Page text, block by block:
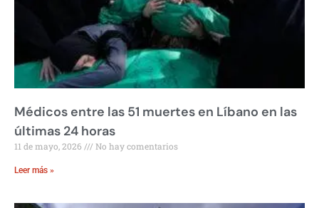
Médicos entre las 51 muertes en Líbano en las
últimas 24 horas
11 de mayo, 2026 No hay comentarios
Leer más »